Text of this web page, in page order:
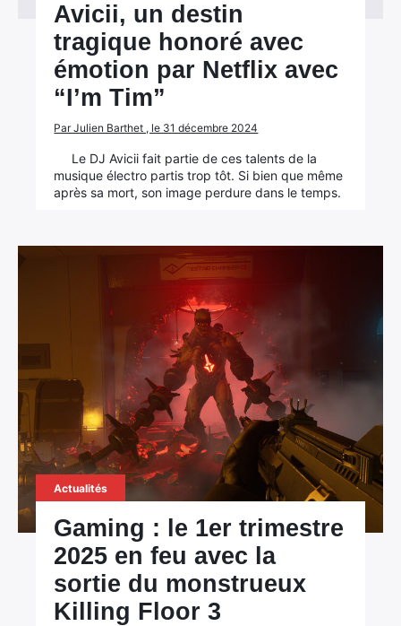
Avicii, un destin
tragique honoré avec
émotion par Netflix avec
“I’m Tim”
Par Julien Barthet , le 31 décembre 2024
Le DJ Avicii fait partie de ces talents de la
musique électro partis trop tôt. Si bien que même
après sa mort, son image perdure dans le temps.
Actualités
Gaming : le 1er trimestre
2025 en feu avec la
sortie du monstrueux
Killing Floor 3